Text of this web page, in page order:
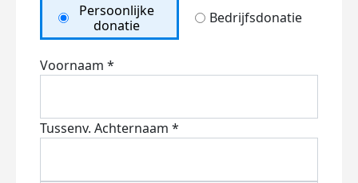
Persoonlijke
donatie
Bedrijfsdonatie
Voornaam *
Tussenv. Achternaam *